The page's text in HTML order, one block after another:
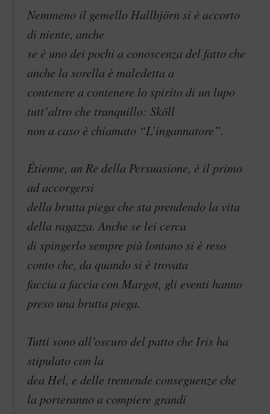
Nemmeno il gemello Hallbjörn si è accorto
di niente, anche
se è uno dei pochi a conoscenza del fatto che
anche la sorella è maledetta a
contenere a contenere lo spirito di un lupo
tutt’altro che tranquillo: Sköll
non a caso è chiamato “L’ingannatore”.
Étienne, un Re della Persuasione, è il primo
ad accorgersi
della brutta piega che sta prendendo la vita
della ragazza. Anche se lei cerca
di spingerlo sempre più lontano si è reso
conto che, da quando si è trovata
faccia a faccia con Margot, gli eventi hanno
preso una brutta piega.
Tutti sono all’oscuro del patto che Iris ha
stipulato con la
dea Hel, e delle tremende conseguenze che
la porteranno a compiere grandi